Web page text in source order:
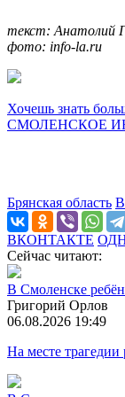
текст: Анатолий
фото: info-la.ru
Хочешь знать
СМОЛЕНСКОЕ
Брянская область
ВКОНТАКТЕ
Сейчас читают:
В Смоленске
Григорий Орлов
06.08.2026 19:49
На месте